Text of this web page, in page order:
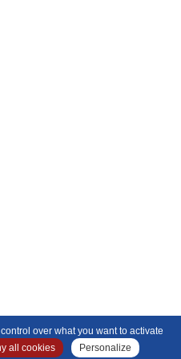
over what you want to activate
all cookies Personalize